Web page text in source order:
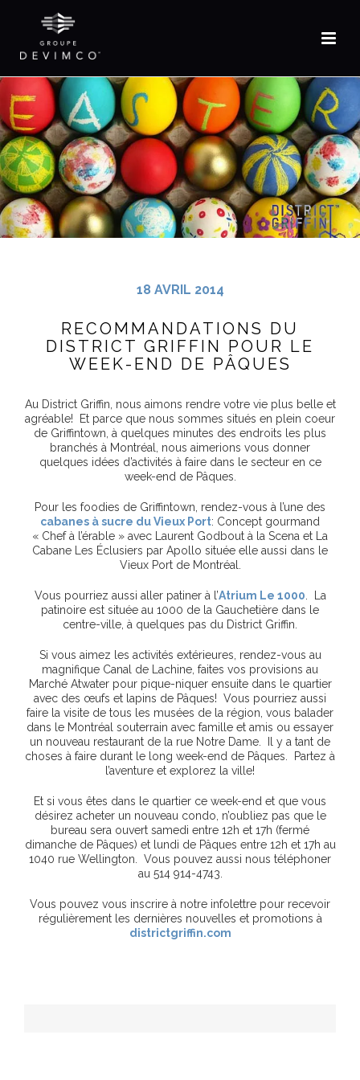
18 AVRIL 2014
RECOMMANDATIONS DU
DISTRICT GRIFFIN POUR LE
WEEK-END DE PÂQUES
Au District Griffin, nous aimons rendre votre vie plus belle et
agréable! Et parce que nous sommes situés en plein coeur
de Griffintown, à quelques minutes des endroits les plus
branchés à Montréal, nous aimerions vous donner
quelques idées d’activités à faire dans le secteur en ce
week-end de Pâques.
Pour les foodies de Griffintown, rendez-vous à l’une des
cabanes à sucre du Vieux Port: Concept gourmand
« Chef à l’érable » avec Laurent Godbout à la Scena et La
Cabane Les Éclusiers par Apollo située elle aussi dans le
Vieux Port de Montréal.
Vous pourriez aussi aller patiner à l’Atrium Le 1000 . La
patinoire est située au 1000 de la Gauchetière dans le
centre-ville, à quelques pas du District Griffin.
Si vous aimez les activités extérieures, rendez-vous au
magnifique Canal de Lachine, faites vos provisions au
Marché Atwater pour pique-niquer ensuite dans le quartier
avec des œufs et lapins de Pâques! Vous pourriez aussi
faire la visite de tous les musées de la région, vous balader
dans le Montréal souterrain avec famille et amis ou essayer
un nouveau restaurant de la rue Notre Dame. Il y a tant de
choses à faire durant le long week-end de Pâques. Partez à
l’aventure et explorez la ville!
Et si vous êtes dans le quartier ce week-end et que vous
désirez acheter un nouveau condo, n’oubliez pas que le
bureau sera ouvert samedi entre 12h et 17h (fermé
dimanche de Pâques) et lundi de Pâques entre 12h et 17h au
1040 rue Wellington. Vous pouvez aussi nous téléphoner
au 514 914-4743.
Vous pouvez vous inscrire à notre infolettre pour recevoir
régulièrement les dernières nouvelles et promotions à
districtgriffin.com